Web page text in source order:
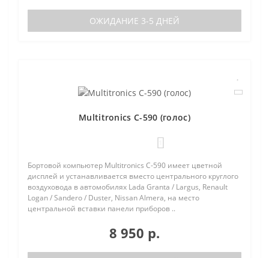
ОЖИДАНИЕ 3-5 ДНЕЙ
Multitronics C-590 (голос)
Бортовой компьютер Multitronics C-590 имеет цветной
дисплей и устанавливается вместо центрального круглого
воздуховода в автомобилях Lada Granta / Largus, Renault
Logan / Sandero / Duster, Nissan Almera, на место
центральной вставки панели приборов ..
8 950 р.